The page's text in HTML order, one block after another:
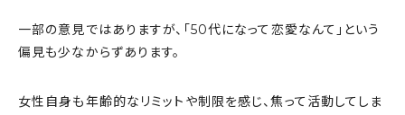
一部の意見ではありますが、「50代になって恋愛なんて」という
偏見も少なからずあります。
女性自身も年齢的なリミットや制限を感じ、焦って活動してしま